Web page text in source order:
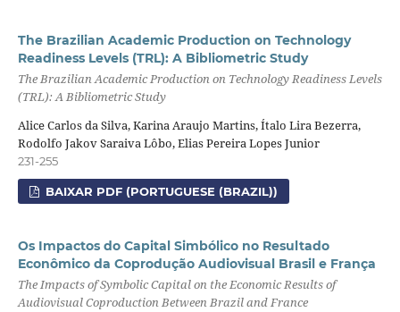
The Brazilian Academic Production on Technology
Readiness Levels (TRL): A Bibliometric Study
The Brazilian Academic Production on Technology Readiness Levels
(TRL): A Bibliometric Study
Alice Carlos da Silva, Karina Araujo Martins, Ítalo Lira Bezerra,
Rodolfo Jakov Saraiva Lôbo, Elias Pereira Lopes Junior
231-255
BAIXAR PDF (PORTUGUESE (BRAZIL))
Os Impactos do Capital Simbólico no Resultado
Econômico da Coprodução Audiovisual Brasil e França
The Impacts of Symbolic Capital on the Economic Results of
Audiovisual Coproduction Between Brazil and France